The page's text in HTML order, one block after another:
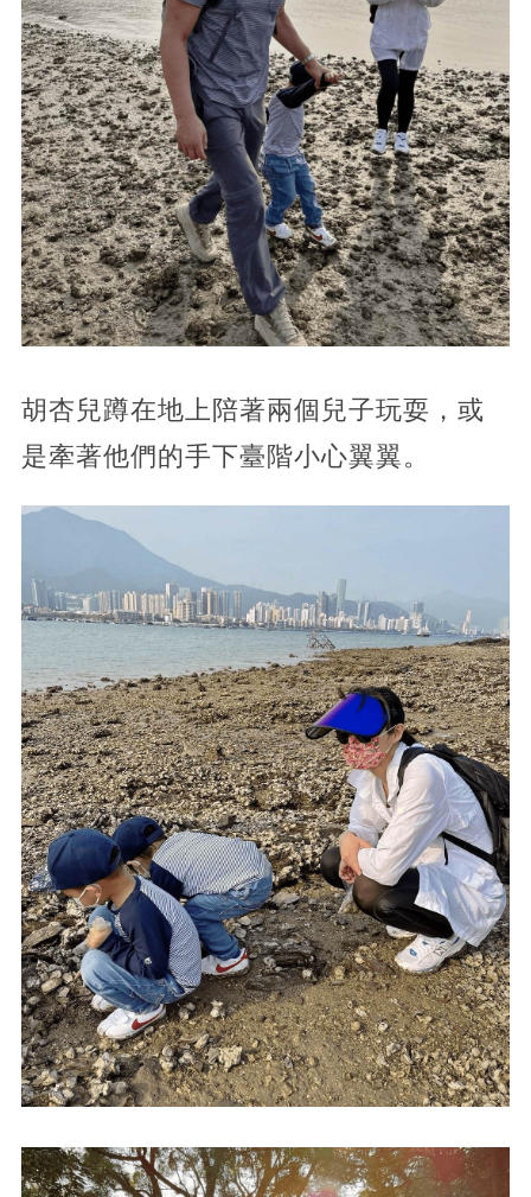
胡杏兒蹲在地上陪著兩個兒子玩耍，或
是牽著他們的手下臺階小心翼翼。